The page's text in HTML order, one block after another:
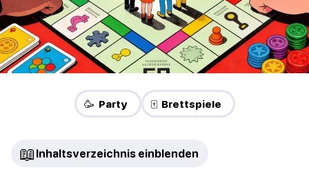
🥳 Party 🀄 Brettspiele
📖 Inhaltsverzeichnis einblenden